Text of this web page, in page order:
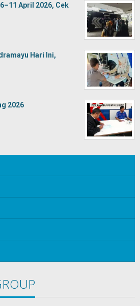
April 2026, Cek
Hari Ini,
2026